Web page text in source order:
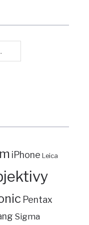
iPhone Leica
Pentax
Sigma